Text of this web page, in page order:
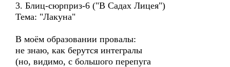
3. Блиц-сюрприз-6 ("В Садах Лицея")
Тема: "Лакуна"
В моём образовании провалы:
не знаю, как берутся интегралы
(но, видимо, с большого перепуга